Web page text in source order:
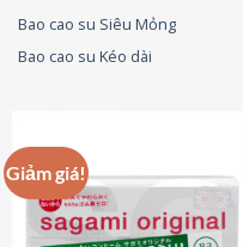
Bao cao su Siêu Mỏng
Bao cao su Kéo dài
Giảm giá!